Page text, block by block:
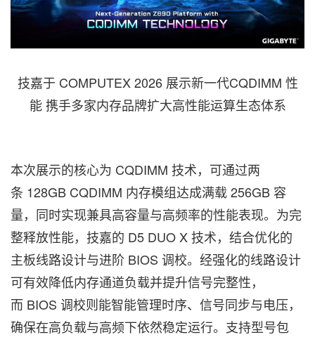
技嘉于 COMPUTEX 2026 展示新一代CQDIMM 性
能 携手多家内存品牌扩大高性能运算生态体系
本次展示的核心为 CQDIMM 技术，可通过两
条 128GB CQDIMM 内存模组达成满载 256GB 容
量，同时实现兼具高容量与高频率的性能表现。为完
整释放性能，技嘉的 D5 DUO X 技术，结合优化的
主板线路设计与进阶 BIOS 调校。经强化的线路设计
可有效降低内存通道负载并提升信号完整性，
而 BIOS 调校则能智能管理时序、信号同步与电压，
确保在高负载与高频下依然稳定运行。支持型号包